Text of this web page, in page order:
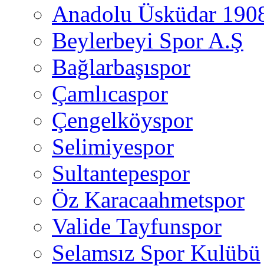
Anadolu Üsküdar
Beylerbeyi Spor A.Ş
Bağlarbaşıspor
Çamlıcaspor
Çengelköyspor
Selimiyespor
Sultantepespor
Öz Karacaahmetspor
Valide Tayfunspor
Selamsız Spor Kulübü